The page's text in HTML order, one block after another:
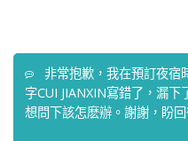
非常抱歉，我在預訂夜宿
字CUI JIANXIN寫錯了，漏下
想問下該怎麽辦。謝謝，盼回